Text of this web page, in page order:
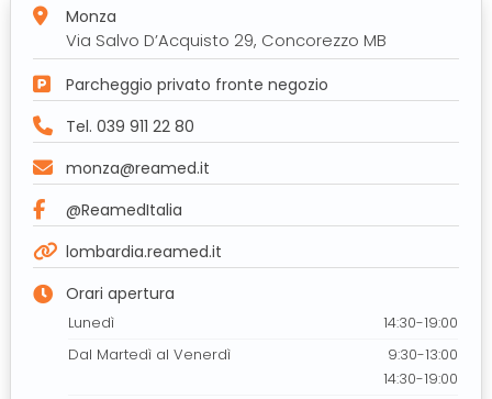
Monza
Via Salvo D’Acquisto 29, Concorezzo MB
Parcheggio privato fronte negozio
Tel. 039 911 22 80
monza@reamed.it
@ReamedItalia
lombardia.reamed.it
Orari apertura
Lunedì
14:30-19:00
Dal Martedì al Venerdì
9:30-13:00
14:30-19:00